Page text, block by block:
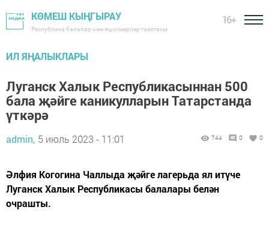
КӨМЕШ КЫҢГЫРАУ
Республика балалар һәм яшүсмерләр газетасы
16+
ИЛ ЯҢАЛЫКЛАРЫ
Луганск Халык Республикасыннан 500
бала җәйге каникулларын Татарстанда
үткәрә
admin, 5 июль 2023 - 11:01 744 0 0
Әлфия Когогина Чаллыда җәйге лагерьда ял итүче
Луганск Халык Республикасы балалары белән
очрашты.